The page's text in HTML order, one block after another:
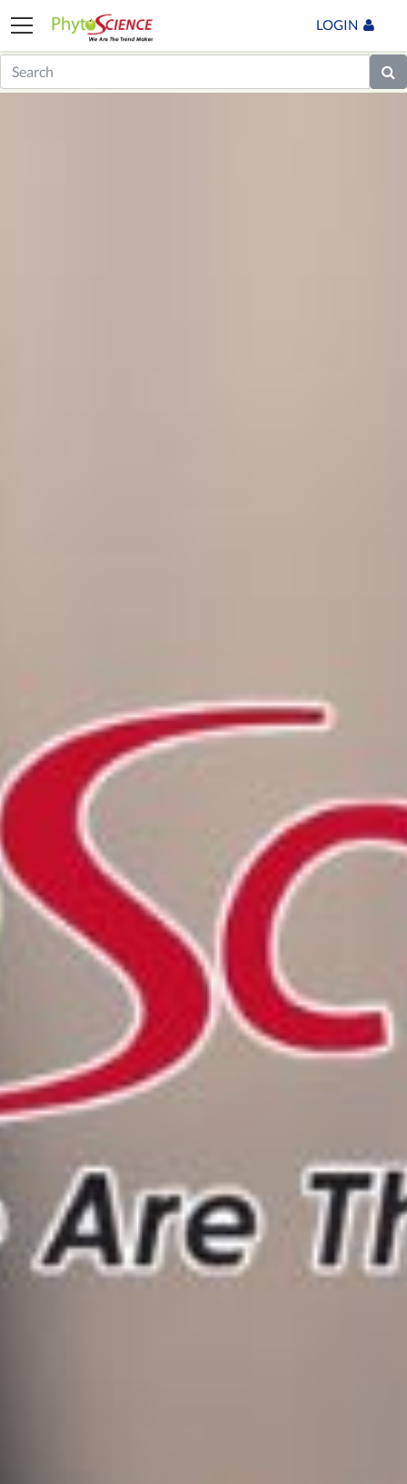
LOGIN